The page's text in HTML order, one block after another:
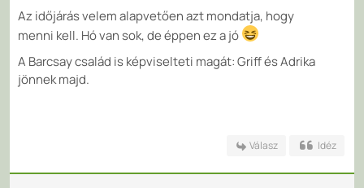
Az időjárás velem alapvetően azt mondatja, hogy
menni kell. Hó van sok, de éppen ez a jó
A Barcsay család is képviselteti magát: Griff és Adrika
jönnek majd.
Válasz Idéz